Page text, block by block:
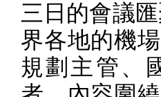
三日的會議
界各地的機
規劃主管、